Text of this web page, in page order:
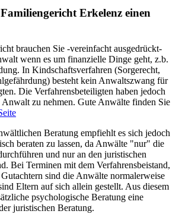
Erkelenz einen
brauchen Sie -vereinfacht ausgedrückt-
wenn es um finanzielle Dinge geht, z.b.
In Kindschaftsverfahren (Sorgerecht,
besteht kein Anwaltszwang für
Die Verfahrensbeteiligten haben jedoch
Anwalt zu nehmen. Gute Anwälte finden Sie
Beratung empfiehlt es sich jedoch
beraten zu lassen, da Anwälte "nur" die
und nur an den juristischen
Bei Terminen mit dem Verfahrensbeistand,
sind die Anwälte normalerweise
Eltern auf sich allein gestellt. Aus diesem
psychologische Beratung eine
juristischen Beratung.